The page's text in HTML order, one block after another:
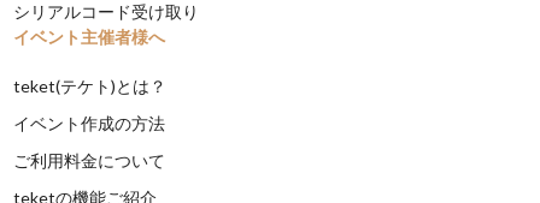
シリアルコード受け取り
イベント主催者様へ
teket(テケト)とは？
イベント作成の方法
ご利用料金について
teketの機能ご紹介